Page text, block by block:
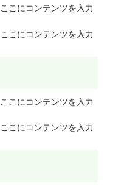
ここにコンテンツを入力
ここにコンテンツを入力
ここにコンテンツを入力
ここにコンテンツを入力